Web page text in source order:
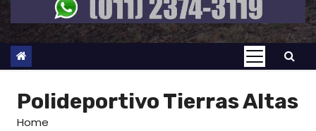
Polideportivo Tierras Altas
Home